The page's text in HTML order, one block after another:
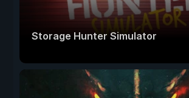
Storage Hunter Simulator